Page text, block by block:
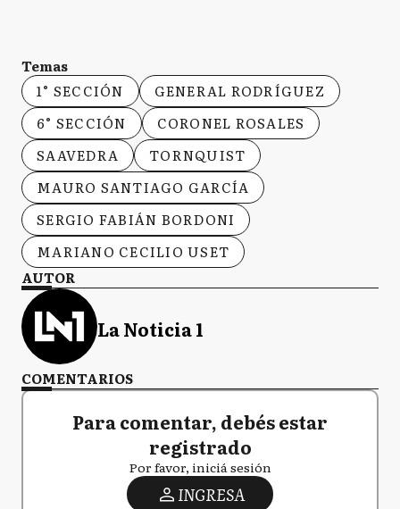
Temas
1° SECCIÓN
GENERAL RODRÍGUEZ
6° SECCIÓN
CORONEL ROSALES
SAAVEDRA
TORNQUIST
MAURO SANTIAGO GARCÍA
SERGIO FABIÁN BORDONI
MARIANO CECILIO USET
AUTOR
La Noticia 1
COMENTARIOS
Para comentar, debés estar
registrado
Por favor, iniciá sesión
INGRESA